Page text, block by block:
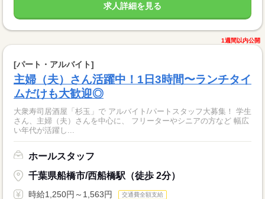
求人詳細を見る
1週間以内公開
[パート・アルバイト]
主婦（夫）さん活躍中！1日3時間〜ランチタイ
ムだけも大歓迎◎
大衆寿司居酒屋「杉玉」で アルバイト/パートスタッフ大募集！ 学生
さん、主婦（夫）さんを中心に、 フリーターやシニアの方など 幅広
い年代が活躍し...
ホールスタッフ
千葉県船橋市/西船橋駅（徒歩 2分）
時給1,250円～1,563円 交通費全額支給